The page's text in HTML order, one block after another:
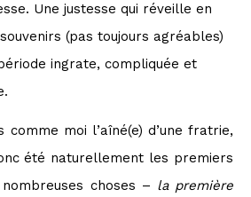
Une justesse qui réveille en
(pas toujours agréables)
ingrate, compliquée et
comme moi l’aîné(e) d’une fratrie,
été naturellement les premiers
choses – la première